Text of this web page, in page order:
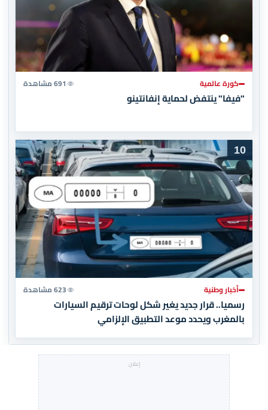
كورة عالمية 691 مشاهدة
"فيفا" ينتفض لحماية إنفانتينو
10
أخبار وطنية 623 مشاهدة
رسميا.. قرار جديد يغير شكل لوحات ترقيم السيارات
بالمغرب ويحدد موعد التطبيق الإلزامي